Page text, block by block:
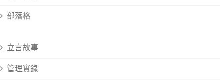
部落格
立言故事
管理實錄